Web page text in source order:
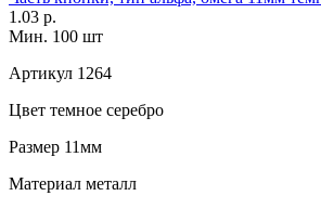
1.03 р.
Мин. 100 шт
Артикул 1264
Цвет темное серебро
Размер 11мм
Материал металл